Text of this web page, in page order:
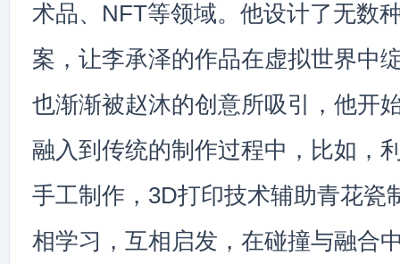
术品、NFT等领域。他设计了无数
案，让李承泽的作品在虚拟世界中
也渐渐被赵沐的创意所吸引，他开
融入到传统的制作过程中，比如，
手工制作，3D打印技术辅助青花瓷
相学习，互相启发，在碰撞与融合